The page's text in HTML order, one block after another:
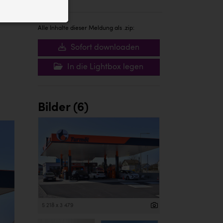
Alle Inhalte dieser Meldung als .zip:
Sofort downloaden
In die Lightbox legen
Bilder (6)
5 218 x 3 479
Website